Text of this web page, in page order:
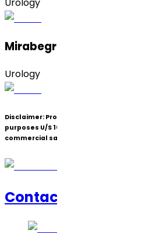
Mirabegrona (Alfa)
Urology
Disclaimer: Products under patent(s) are
purposes U/S 107A of the Patents Act
commercial sale.
Contacte-nos